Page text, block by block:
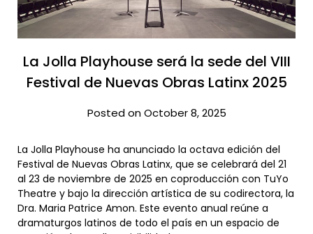
La Jolla Playhouse será la sede del VIII
Festival de Nuevas Obras Latinx 2025
Posted on October 8, 2025
La Jolla Playhouse ha anunciado la octava edición del
Festival de Nuevas Obras Latinx, que se celebrará del 21
al 23 de noviembre de 2025 en coproducción con TuYo
Theatre y bajo la dirección artística de su codirectora, la
Dra. Maria Patrice Amon. Este evento anual reúne a
dramaturgos latinos de todo el país en un espacio de